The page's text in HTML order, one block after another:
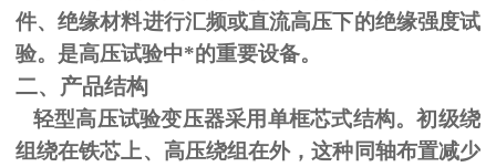
件、绝缘材料进行汇频或直流高压下的绝缘强度试
验。是高压试验中*的重要设备。
二、产品结构
轻型高压试验变压器采用单框芯式结构。初级绕
组绕在铁芯上、高压绕组在外，这种同轴布置减少